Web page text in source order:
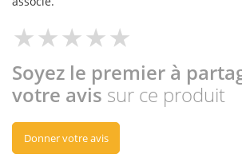
Soyez le premier à
votre avis sur ce produit
Donner votre avis